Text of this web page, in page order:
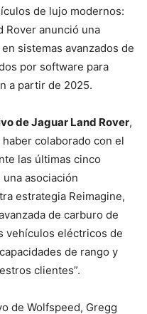
de lujo modernos:
Rover anunció una
sistemas avanzados de
por software para
a partir de 2025.
de Jaguar Land Rover,
colaborado con el
las últimas cinco
asociación
estrategia Reimagine,
de carburo de
vehículos eléctricos de
de rango y
clientes”.
de Wolfspeed, Gregg